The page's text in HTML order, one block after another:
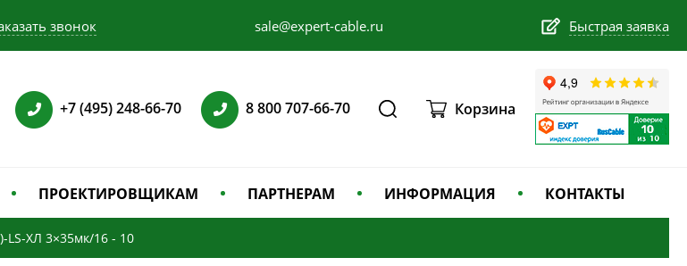
звонок sale@expert-cable.ru Быстрая заявка
+7 (495) 248-66-70 8 800 707-66-70 Корзина
ПРОЕКТИРОВЩИКАМ ПАРТНЕРАМ ИНФОРМАЦИЯ КОНТАКТЫ
LS-ХЛ 3×35мк/16 - 10